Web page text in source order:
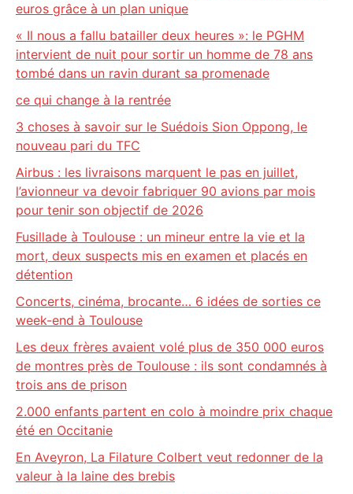
euros grâce à un plan unique
« Il nous a fallu batailler deux heures »: le PGHM
intervient de nuit pour sortir un homme de 78 ans
tombé dans un ravin durant sa promenade
ce qui change à la rentrée
3 choses à savoir sur le Suédois Sion Oppong, le
nouveau pari du TFC
Airbus : les livraisons marquent le pas en juillet,
l’avionneur va devoir fabriquer 90 avions par mois
pour tenir son objectif de 2026
Fusillade à Toulouse : un mineur entre la vie et la
mort, deux suspects mis en examen et placés en
détention
Concerts, cinéma, brocante… 6 idées de sorties ce
week-end à Toulouse
Les deux frères avaient volé plus de 350 000 euros
de montres près de Toulouse : ils sont condamnés à
trois ans de prison
2.000 enfants partent en colo à moindre prix chaque
été en Occitanie
En Aveyron, La Filature Colbert veut redonner de la
valeur à la laine des brebis